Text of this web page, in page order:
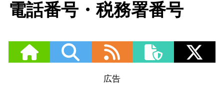
電話番号・税務署番号